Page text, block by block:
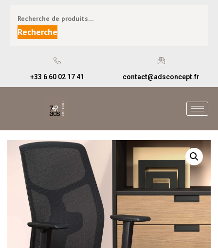
Recherche
+33 6 60 02 17 41 contact@adsconcept.fr